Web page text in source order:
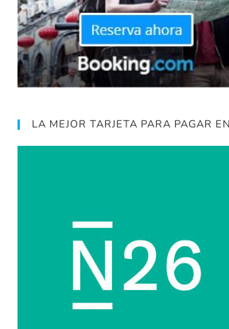
LA MEJOR TARJETA PARA PAGAR